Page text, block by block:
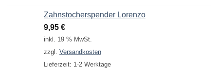
Zahnstocherspender Lorenzo
9,95 €
inkl. 19 % MwSt.
zzgl. Versandkosten
Lieferzeit: 1-2 Werktage